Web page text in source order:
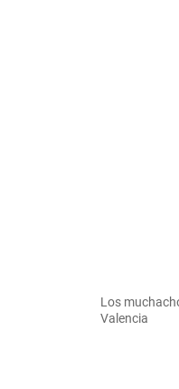
Los
Valencia